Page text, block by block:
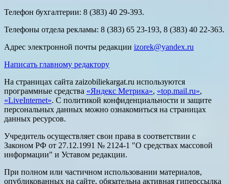
Телефон бухгалтерии: 8 (383) 40 29-393.
Телефоны отдела рекламы: 8 (383) 65 23-193, 8 (383) 40 22-363.
Адрес электронной почты редакции izorek@yandex.ru
Написать главному редактору
На страницах сайта zaizobiliekargat.ru используются
программные средства «Яндекс Метрика», «top.mail.ru»,
«LiveInternet». С политикой конфиденциальности и защите
персональных данных можно ознакомиться на страницах
данных ресурсов.
Учредитель осуществляет свои права в соответствии с
Законом РФ от 27.12.1991 № 2124-1 "О средствах массовой
информации" и Уставом редакции.
При полном или частичном использовании материалов,
опубликованных на сайте, обязательна активная гиперссылка